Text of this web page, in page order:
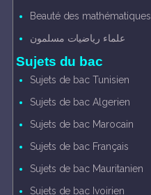
Beauté des mathématiques
علماء رياضيات مسلمون
Sujets du bac
Sujets de bac Tunisien
Sujets de bac Algerien
Sujets de bac Marocain
Sujets de bac Français
Sujets de bac Mauritanien
Sujets de bac Ivoirien